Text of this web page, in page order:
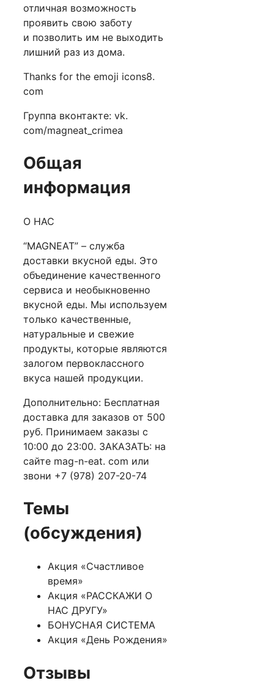
отличная возможность
проявить свою заботу
и позволить им не выходить
лишний раз из дома.
Thanks for the emoji icons8.
com
Группа вконтакте: vk.
com/magneat_crimea
Общая
информация
О НАС
“MAGNEAT” – служба
доставки вкусной еды. Это
объединение качественного
сервиса и необыкновенно
вкусной еды. Мы используем
только качественные,
натуральные и свежие
продукты, которые являются
залогом первоклассного
вкуса нашей продукции.
Дополнительно: Бесплатная
доставка для заказов от 500
руб. Принимаем заказы с
10:00 до 23:00. ЗАКАЗАТЬ: на
сайте mag-n-eat. com или
звони +7 (978) 207-20-74
Темы
(обсуждения)
Акция «Счастливое
время»
Акция «РАССКАЖИ О
НАС ДРУГУ»
БОНУСНАЯ СИСТЕМА
Акция «День Рождения»
Отзывы